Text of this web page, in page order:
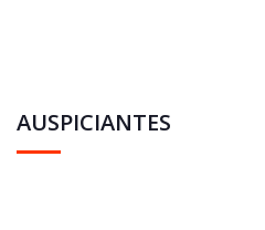
AUSPICIANTES